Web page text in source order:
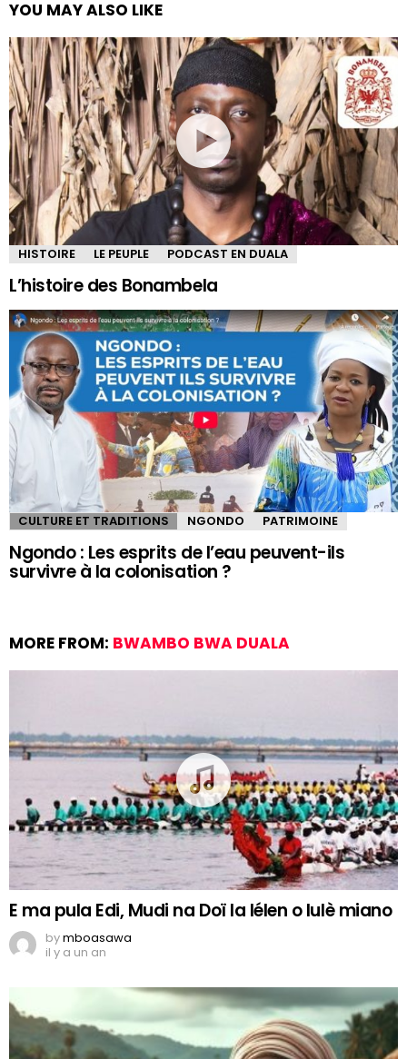
YOU MAY ALSO LIKE
HISTOIRE LE PEUPLE PODCAST EN DUALA
L’histoire des Bonambela
CULTURE ET TRADITIONS NGONDO PATRIMOINE
Ngondo : Les esprits de l’eau peuvent-ils
survivre à la colonisation ?
MORE FROM: BWAMBO BWA DUALA
E ma pula Edi, Mudi na Doï la lélen o lulè miano
bymboasawa
il y a un an